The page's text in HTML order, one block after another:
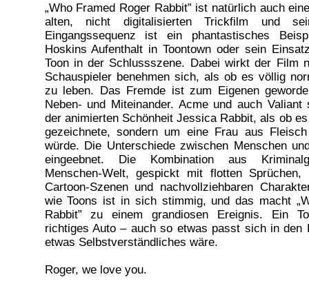
„Who Framed Roger Rabbit” ist natürlich auch
alten, nicht digitalisierten Trickfilm und
Eingangssequenz ist ein phantastisches
Hoskins Aufenthalt in Toontown oder sein
Toon in der Schlussszene. Dabei wirkt der Film
Schauspieler benehmen sich, als ob es völlig
zu leben. Das Fremde ist zum Eigenen
Neben- und Miteinander. Acme und auch
der animierten Schönheit Jessica Rabbit, als ob
gezeichnete, sondern um eine Frau aus
würde. Die Unterschiede zwischen Menschen
eingeebnet. Die Kombination aus
Menschen-Welt, gespickt mit flotten Sprüchen,
Cartoon-Szenen und nachvollziehbaren
wie Toons ist in sich stimmig, und das macht
Rabbit” zu einem grandiosen Ereignis. Ein
richtiges Auto – auch so etwas passt sich in den
etwas Selbstverständliches wäre.
Roger, we love you.